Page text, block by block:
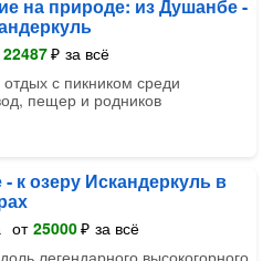
на природе: из Душанбе -
22487₽ за всё
отдых с пикником среди
пещер и родников
к озеру Искандеркуль в
от 25000₽ за всё
легендарного высокогорного